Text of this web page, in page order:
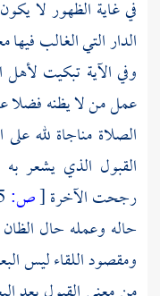
في غاية الظهور لا
الدار التي الغالب
وفي الآية تبكيت
عمل من لا يظنه فضلا
الصلاة مناجاة لله
القبول الذي يشعر
رجحت الآخرة[ص:
حاله وعمله حال الظان
ومقصود اللقاء ليس